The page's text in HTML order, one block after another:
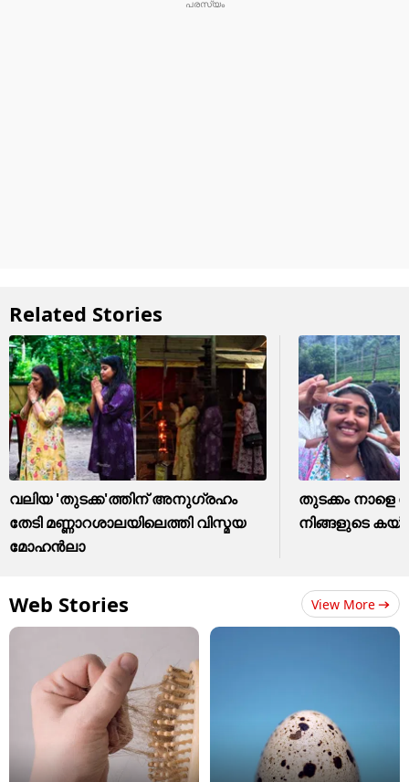
Related Stories
വലിയ 'തുടക്ക'ത്തിന് അനുഗ്രഹം
തേടി മണ്ണാറശാലയിലെത്തി വിസ്മയ
മോഹൻലാ
തുടക്കം നാളെ
നിങ്ങളുടെ
Web Stories View More